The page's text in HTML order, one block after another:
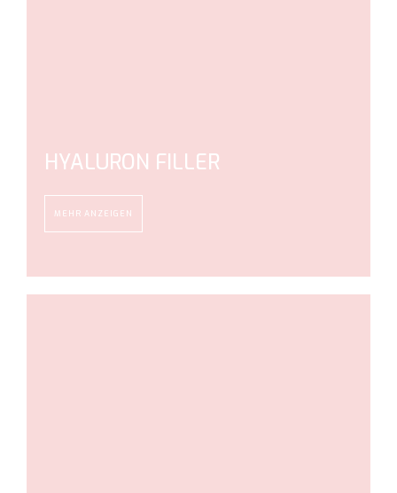
HYALURON FILLER
MEHR ANZEIGEN